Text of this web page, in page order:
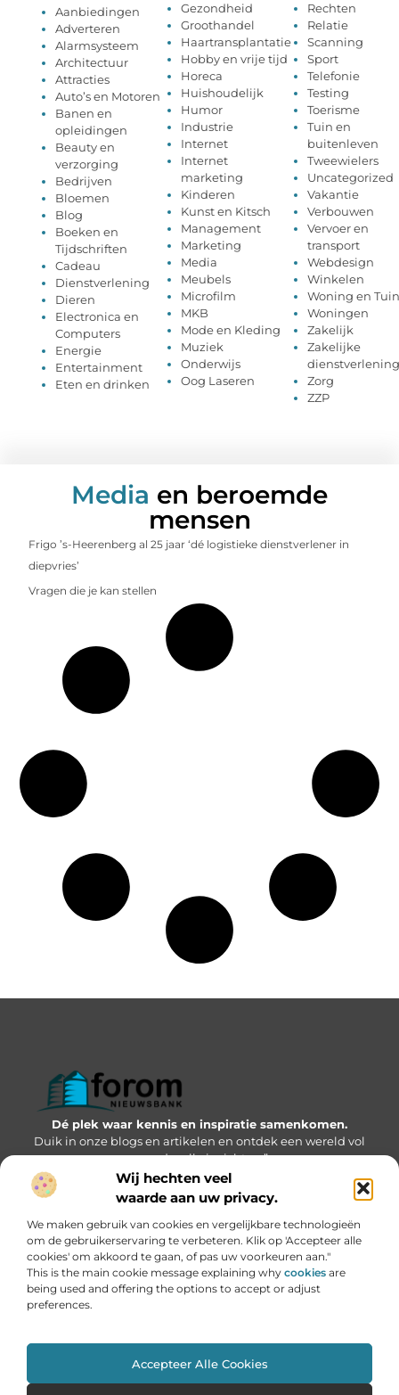
Wij hechten veel
waarde aan uw privacy.
We maken gebruik van cookies en vergelijkbare technologieën
om de gebruikerservaring te verbeteren. Klik op 'Accepteer alle
cookies' om akkoord te gaan, of pas uw voorkeuren aan."
This is the main cookie message explaining why cookies are
being used and offering the options to accept or adjust
preferences.
Accepteer Alle Cookies
Aanbiedingen
Adverteren
Alarmsysteem
Architectuur
Attracties
Auto’s en Motoren
Banen en
opleidingen
Beauty en
verzorging
Bedrijven
Bloemen
Blog
Boeken en
Tijdschriften
Cadeau
Dienstverlening
Dieren
Electronica en
Computers
Energie
Entertainment
Eten en drinken
Gezondheid
Groothandel
Haartransplantatie
Hobby en vrije tijd
Horeca
Huishoudelijk
Humor
Industrie
Internet
Internet
marketing
Kinderen
Kunst en Kitsch
Management
Marketing
Media
Meubels
Microfilm
MKB
Mode en Kleding
Muziek
Onderwijs
Oog Laseren
Rechten
Relatie
Scanning
Sport
Telefonie
Testing
Toerisme
Tuin en
buitenleven
Tweewielers
Uncategorized
Vakantie
Verbouwen
Vervoer en
transport
Webdesign
Winkelen
Woning en Tuin
Woningen
Zakelijk
Zakelijke
dienstverlening
Zorg
ZZP
Media en beroemde
mensen
Frigo ’s-Heerenberg al 25 jaar ‘dé logistieke dienstverlener in
diepvries’
Vragen die je kan stellen
Dé plek waar kennis en inspiratie samenkomen.
Duik in onze blogs en artikelen en ontdek een wereld vol
waardevolle inzichten.”
Bericht categorie
Onze informatie
Website index Cookiebeleid (EU)